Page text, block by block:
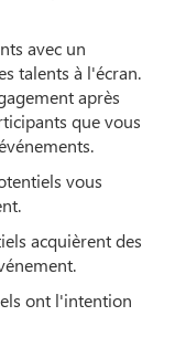
avec un
talents à l'écran.
après
que vous
vous
acquièrent des
ont l'intention